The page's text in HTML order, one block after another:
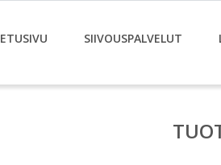
ETUSIVU SIIVOUSPALVELUT